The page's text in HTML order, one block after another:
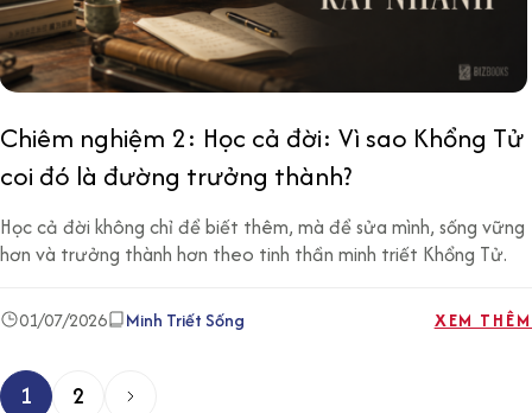
Chiêm nghiệm 2: Học cả đời: Vì sao Khổng Tử
coi đó là đường trưởng thành?
Học cả đời không chỉ để biết thêm, mà để sửa mình, sống vững
hơn và trưởng thành hơn theo tinh thần minh triết Khổng Tử.
01/07/2026 Minh Triết Sống XEM THÊM
1 2